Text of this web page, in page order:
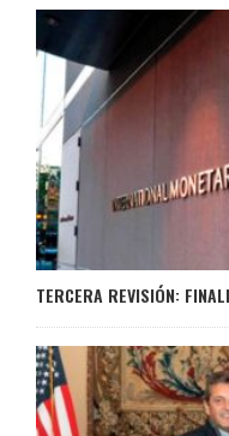
TERCERA REVISIÓN: